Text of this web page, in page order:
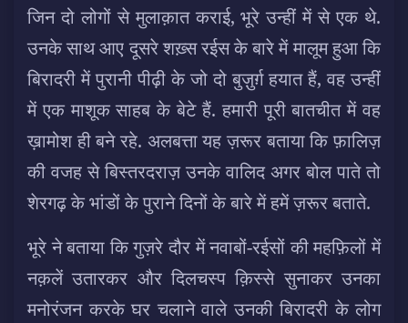
जिन दो लोगों से मुलाक़ात कराई, भूरे उन्हीं में से एक थे.
उनके साथ आए दूसरे शख़्स रईस के बारे में मालूम हुआ कि
बिरादरी में पुरानी पीढ़ी के जो दो बुज़ुर्ग़ हयात हैं, वह उन्हीं
में एक माशूक साहब के बेटे हैं. हमारी पूरी बातचीत में वह
ख़ामोश ही बने रहे. अलबत्ता यह ज़रूर बताया कि फ़ालिज़
की वजह से बिस्तरदराज़ उनके वालिद अगर बोल पाते तो
शेरगढ़ के भांडों के पुराने दिनों के बारे में हमें ज़रूर बताते.
भूरे ने बताया कि गुज़रे दौर में नवाबों-रईसों की महफ़िलों में
नक़लें उतारकर और दिलचस्प क़िस्से सुनाकर उनका
मनोरंजन करके घर चलाने वाले उनकी बिरादरी के लोग